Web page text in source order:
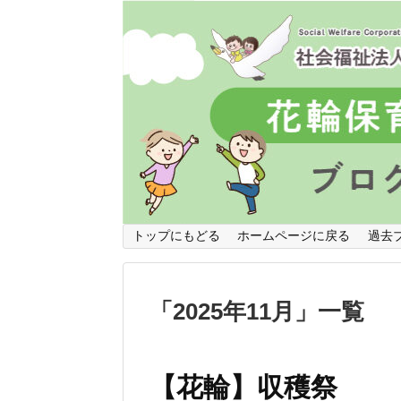
トップにもどる ホームページに戻る 過去
「 2025年11月 」 一覧
【花輪】収穫祭